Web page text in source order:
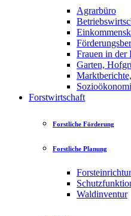
Agrarbüro
Frauen in der
Garten,
Forstwirtschaft
Forstliche Förderung
Forstliche Planung
Waldinventur